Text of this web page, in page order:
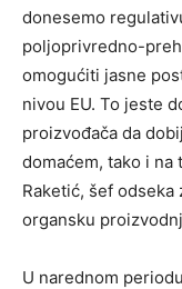
donesemo
poljoprivredno-
omogućiti jasne
nivou EU. To jeste
proizvođača da
domaćem, tako i na
Raketić, šef
organsku
U narednom